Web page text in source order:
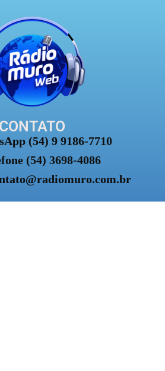
CONTATO
(54) 9 9186-7710
(54) 3698-4086